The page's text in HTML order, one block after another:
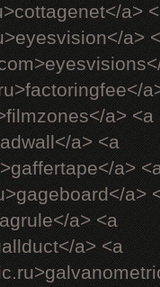
a>
a>
a> <a
a> <a
a>
a>
a> <a
a> <a